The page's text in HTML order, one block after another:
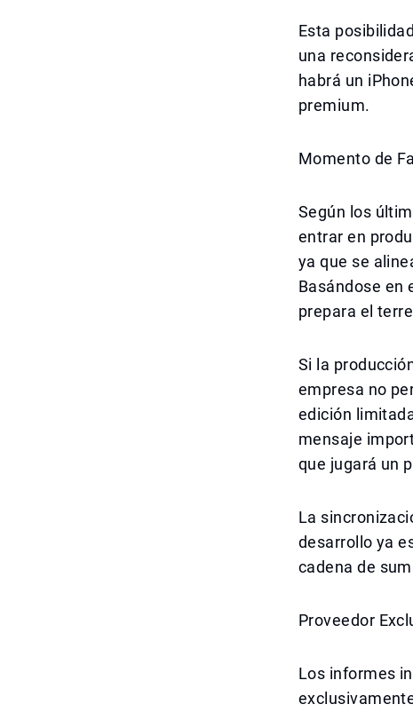
Esta
una
habrá un
premium.
Momento de
Según los
entrar en
ya que se
Basándose en
prepara el
Si la
empresa no
edición
mensaje
que jugará un
La
desarrollo ya
cadena de
Proveedor
Los informes